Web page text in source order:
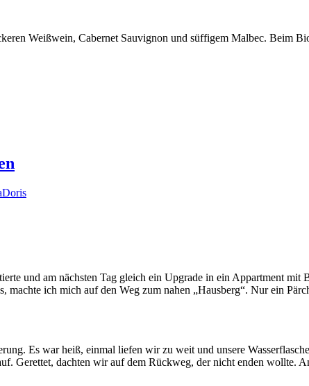
Weißwein, Cabernet Sauvignon und süffigem Malbec. Beim
Doris
und am nächsten Tag gleich ein Upgrade in ein Appartment
ich mich auf den Weg zum nahen „Hausberg“. Nur ein
Es war heiß, einmal liefen wir zu weit und unsere
Gerettet, dachten wir auf dem Rückweg, der nicht enden wollte.